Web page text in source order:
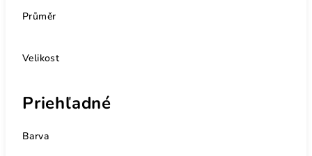
Průměr
Velikost
Priehľadné
Barva